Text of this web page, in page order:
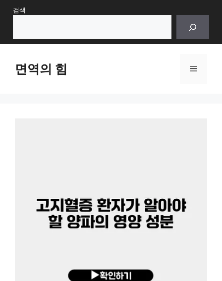
Skip검색
면역의 힘 Menu